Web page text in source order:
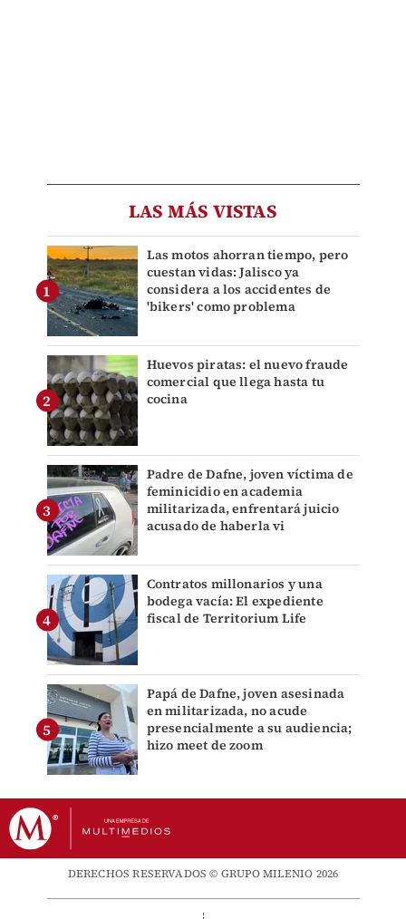
LAS MÁS VISTAS
Las motos ahorran tiempo, pero
cuestan vidas: Jalisco ya
considera a los accidentes de
'bikers' como problema
Huevos piratas: el nuevo fraude
comercial que llega hasta tu
cocina
Padre de Dafne, joven víctima de
feminicidio en academia
militarizada, enfrentará juicio
acusado de haberla vi
Contratos millonarios y una
bodega vacía: El expediente
fiscal de Territorium Life
Papá de Dafne, joven asesinada
en militarizada, no acude
presencialmente a su audiencia;
hizo meet de zoom
DERECHOS RESERVADOS © GRUPO MILENIO 2026